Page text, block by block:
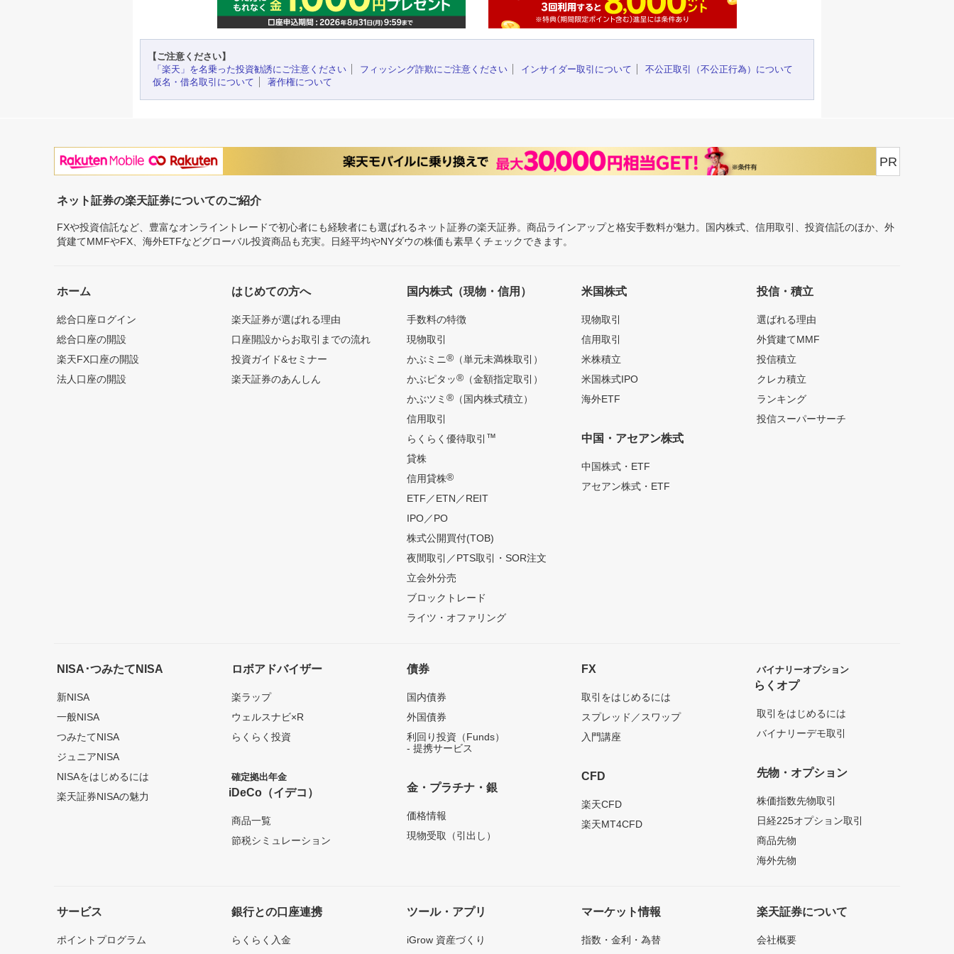
【ご注意ください】
「楽天」を名乗った投資勧誘にご注意ください
フィッシング詐欺にご注意ください インサイダー取引について
不公正取引（不公正行為）について
仮名・借名取引について
著作権について
PR
ネット証券の楽天証券についてのご紹介
FXや投資信託など、豊富なオンライントレードで初心者にも経験者にも選ばれるネット証券の楽天証券。商品ラインアップと格安手数料が魅力。国内株式、信用取引、投資信託のほか、外
貨建てMMFやFX、海外ETFなどグローバル投資商品も充実。日経平均やNYダウの株価も素早くチェックできます。
ホーム
総合口座ログイン
総合口座の開設
楽天FX口座の開設
法人口座の開設
はじめての方へ
楽天証券が選ばれる理由
口座開設からお取引までの流れ
投資ガイド&セミナー
楽天証券のあんしん
国内株式（現物・信用）
手数料の特徴
現物取引
かぶミニ®（単元未満株取引）
かぶピタッ®（金額指定取引）
かぶツミ ®（国内株式積立）
信用取引
らくらく優待取引 ™
貸株
信用貸株®
ETF／ETN／REIT
IPO／PO
株式公開買付(TOB)
夜間取引／PTS取引・SOR注文
立会外分売
ブロックトレード
ライツ・オファリング
米国株式
現物取引
信用取引
米株積立
米国株式IPO
海外ETF
中国・アセアン株式
中国株式・ETF
アセアン株式・ETF
投信・積立
選ばれる理由
外貨建てMMF
投信積立
クレカ積立
ランキング
投信スーパーサーチ
NISA･つみたてNISA
新NISA
一般NISA
つみたてNISA
ジュニアNISA
NISAをはじめるには
楽天証券NISAの魅力
ロボアドバイザー
楽ラップ
ウェルスナビ×R
らくらく投資
確定拠出年金
iDeCo（イデコ）
商品一覧
節税シミュレーション
債券
国内債券
外国債券
利回り投資（Funds）
- 提携サービス
金・プラチナ・銀
価格情報
現物受取（引出し）
FX
取引をはじめるには
スプレッド／スワップ
入門講座
CFD
楽天CFD
楽天MT4CFD
バイナリーオプション
らくオプ
取引をはじめるには
バイナリーデモ取引
先物・オプション
株価指数先物取引
日経225オプション取引
商品先物
海外先物
サービス
ポイントプログラム
銀行との口座連携
らくらく入金
ツール・アプリ
iGrow 資産づくり
マーケット情報
指数・金利・為替
楽天証券について
会社概要